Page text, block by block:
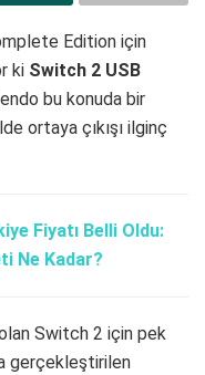
Edition için
ki Switch 2 USB
bu konuda bir
ortaya çıkışı ilginç
Fiyatı Belli Oldu:
Ne Kadar?
Switch 2 için pek
gerçekleştirilen